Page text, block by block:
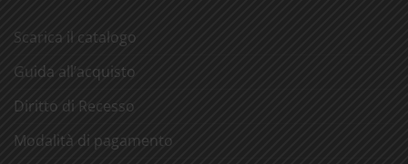
Scarica il catalogo
Guida all’acquisto
Diritto di Recesso
Modalità di pagamento